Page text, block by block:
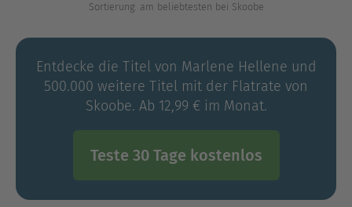
anderem für die Süddeutsche Zeitung, die Brigitte
hat sie bei Spiegel Online vierzehntäglich
Leserfragen rund um das Thema Elternschaft
unter der Rubrik #FragMarleneHellene
beantwortet.
Instagram: @marlenehellene
Sortierung: am beliebtesten bei Skoobe
Entdecke die Titel von Marlene Hellene und
500.000 weitere Titel mit der Flatrate von
Skoobe. Ab 12,99 € im Monat.
Teste 30 Tage kostenlos